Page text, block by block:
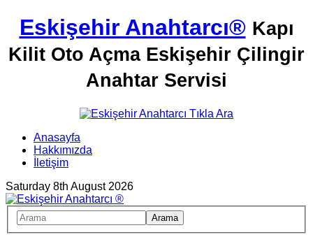
Eskişehir Anahtarcı® Kapı
Kilit Oto Açma Eskişehir Çilingir
Anahtar Servisi
Anasayfa
Hakkımızda
İletişim
Saturday 8th August 2026